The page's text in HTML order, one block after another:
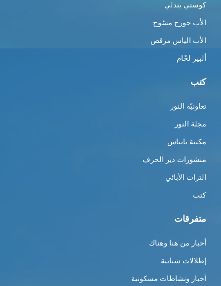
كوستي بندلي
الأب جورج مسّوح
الأب الياس مرقص
ألبير لحّام
كتب
تعاونيّة النور
مجلة النور
مكتبة بانياس
منشورات دير الحرف
التراث الأبائي
كتب
متفرقات
أخبار من هنا وهناك
إطلالات شبابية
أخبار ونشاطات مسكونية